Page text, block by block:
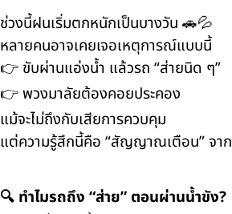
ช่วงนี้ฝนเริ่มตกหนักเป็นบางวัน 🚗💦
หลายคนอาจเคยเจอเหตุการณ์แบบนี้
👉 ขับผ่านแอ่งน้ำ แล้วรถ “ส่ายนิด ๆ”
👉 พวงมาลัยต้องคอยประคอง
แม้จะไม่ถึงกับเสียการควบคุม
แต่ความรู้สึกนี้คือ “สัญญาณเตือน” จาก
🔍 ทำไมรถถึง “ส่าย” ตอนผ่านน้ำขัง?